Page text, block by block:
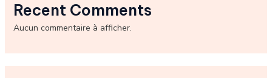
Recent Comments
Aucun commentaire à afficher.